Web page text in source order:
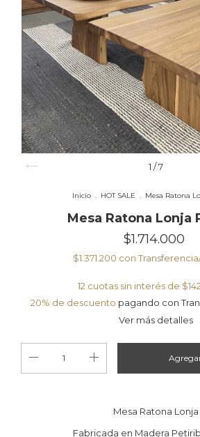
1 /7
Inicio . HOT SALE . Mesa Ratona
Mesa Ratona Lonja
$1.714.000
$1.371.200 con
12 cuotas sin interés de
20% de descuento pagando con
Ver más detalles
Mesa Ratona Lonja
Fabricada en Madera